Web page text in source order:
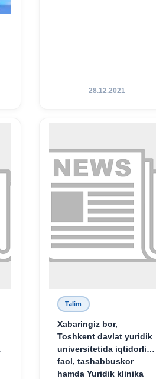
28.12.2021
Talim
Xabaringiz bor,
Toshkent davlat yuridik
universitetida iqtidorli,
faol, tashabbuskor
hamda Yuridik klinika